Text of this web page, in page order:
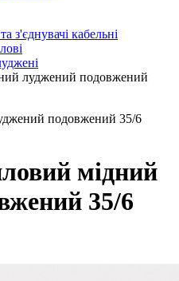
з'єднувачі кабельні
луджений подовжений
подовжений 35/6
мідний
35/6